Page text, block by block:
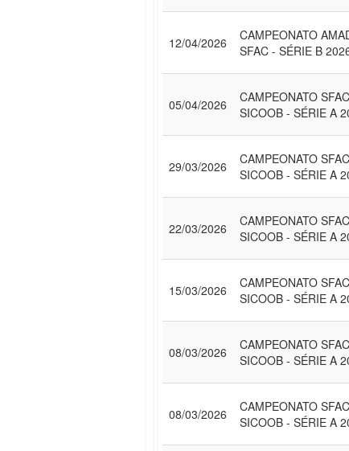
12/04/2026
CAMPEONATO
SFAC - SÉRIE B
05/04/2026
CAMPEONATO SFAC
SICOOB - SÉRIE A
29/03/2026
CAMPEONATO SFAC
SICOOB - SÉRIE A
22/03/2026
CAMPEONATO SFAC
SICOOB - SÉRIE A
15/03/2026
CAMPEONATO SFAC
SICOOB - SÉRIE A
08/03/2026
CAMPEONATO SFAC
SICOOB - SÉRIE A
08/03/2026
CAMPEONATO SFAC
SICOOB - SÉRIE A